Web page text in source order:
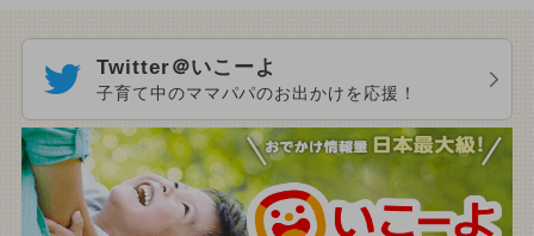
Twitter＠いこーよ
子育て中のママパパのお出かけを応援！